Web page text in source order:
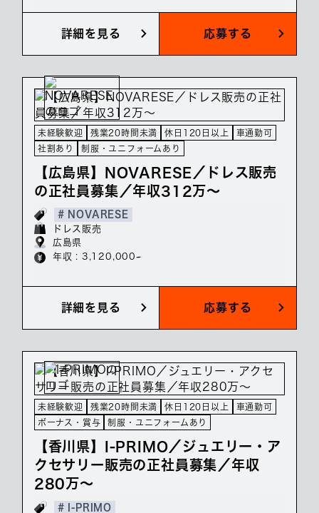
詳細を見る 応募する
未経験歓迎 残業20時間未満 休日120日以上
車通勤可
社割あり
制服・ユニフォームあり
【広島県】NOVARESE／ドレス販売
の正社員募集／年収312万～
# NOVARESE
ドレス販売
広島県
年収 : 3,120,000~
詳細を見る 応募する
未経験歓迎 残業20時間未満 休日120日以上
車通勤可
ボーナス・賞与
制服・ユニフォームあり
【香川県】I-PRIMO／ジュエリー・ア
クセサリー販売の正社員募集／年収
280万～
# I-PRIMO